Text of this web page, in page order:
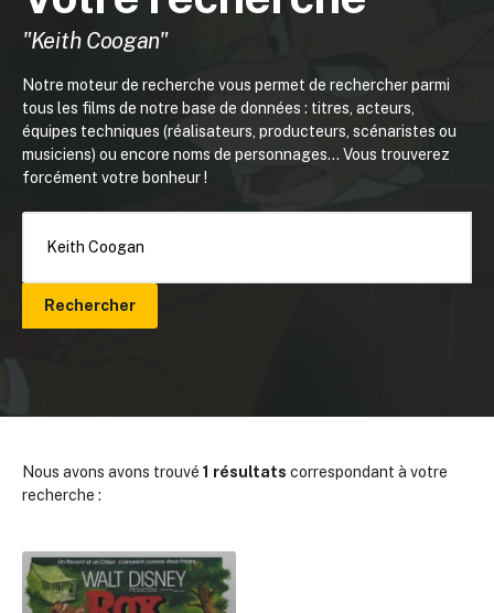
"Keith Coogan"
Notre moteur de recherche vous permet de rechercher parmi
tous les films de notre base de données : titres, acteurs,
équipes techniques (réalisateurs, producteurs, scénaristes ou
musiciens) ou encore noms de personnages... Vous trouverez
forcément votre bonheur !
Rechercher
Nous avons avons trouvé 1 résultats correspondant à votre
recherche :